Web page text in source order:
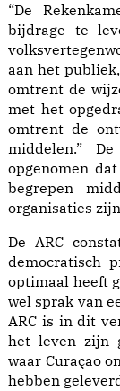
“De
bijdrage te
aan het
omtrent de
met het
omtrent de
middelen.”
opgenomen
begrepen
organisaties
De ARC
democratisch
optimaal heeft
wel sprak van
ARC is in dit
het leven zijn
waar Curaçao
hebben